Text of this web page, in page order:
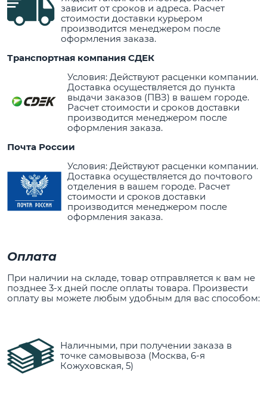
зависит от сроков и адреса. Расчет
стоимости доставки курьером
производится менеджером после
оформления заказа.
Транспортная компания СДЕК
Условия: Действуют расценки компании.
Доставка осуществляется до пункта
выдачи заказов (ПВЗ) в вашем городе.
Расчет стоимости и сроков доставки
производится менеджером после
оформления заказа.
Почта России
Условия: Действуют расценки компании.
Доставка осуществляется до почтового
отделения в вашем городе. Расчет
стоимости и сроков доставки
производится менеджером после
оформления заказа.
Оплата
При наличии на складе, товар отправляется к вам не
позднее 3-х дней после оплаты товара. Произвести
оплату вы можете любым удобным для вас способом:
Наличными, при получении заказа в
точке самовывоза (Москва, 6-я
Кожуховская, 5)